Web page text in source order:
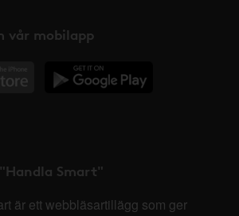
vår mobilapp
Smart"
är ett webbläsartillägg som ger